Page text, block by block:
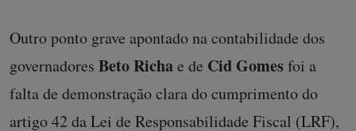
Outro ponto grave apontado na contabilidade dos
governadores Beto Richae de Cid Gomes foi a
falta de demonstração clara do cumprimento do
artigo 42 da Lei de Responsabilidade Fiscal (LRF),